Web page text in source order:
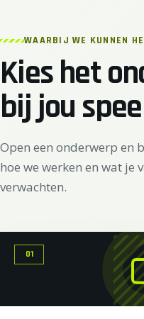
WAARBIJ WE KUNNEN
Kies het
bij jou
Open een onderwerp en
hoe we werken en wat je
verwachten.
01